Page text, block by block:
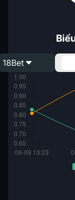
18Bet